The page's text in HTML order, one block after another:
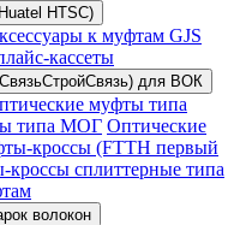
HTSC)
к муфтам GJS
кассеты
для ВОК
муфты типа
типа МОГ Оптические
кроссы (FTTH первый
сплиттерные типа
волокон